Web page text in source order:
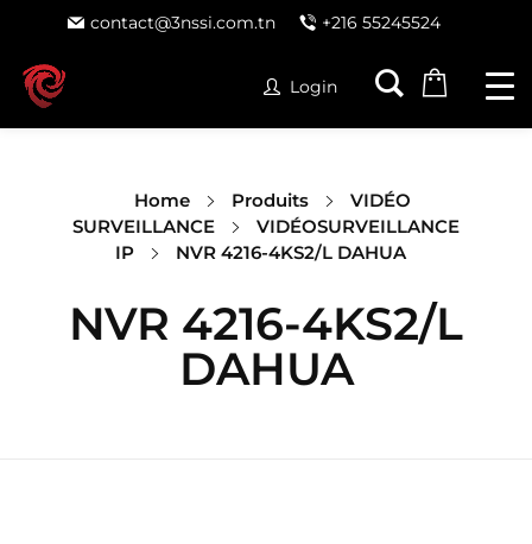
contact@3nssi.com.tn +216 55245524
Login
Home Produits
VIDÉO
SURVEILLANCE
VIDÉOSURVEILLANCE
IP
NVR 4216-4KS2/L DAHUA
NVR 4216-4KS2/L
DAHUA